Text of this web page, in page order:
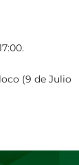
(9 de Julio